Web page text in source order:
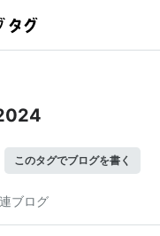
このタグでブログを書く
ブログ